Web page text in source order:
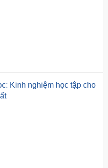
Kinh nghiệm học tập cho